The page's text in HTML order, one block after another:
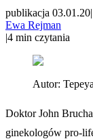
publikacja 03.01.20|
Ewa Rejman
|4 min czytania
Autor:
Doktor John
ginekologów pro-